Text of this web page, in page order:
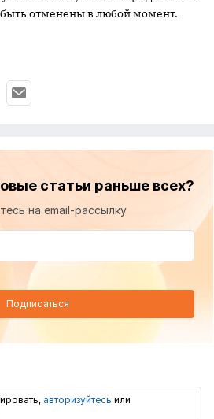
отменены в любой момент.
статьи раньше всех?
на email-рассылку
Подписаться
авторизуйтесь или